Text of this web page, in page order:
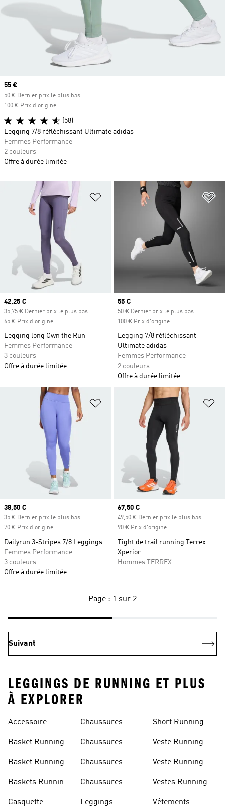
Ajouter à la Liste de produits
Prix actuel
42,25 €
35,75 € Dernier prix le plus bas
65 € Prix d'origine
Legging long Own the Run
Femmes Performance
3 couleurs
Offre à durée limitée
Prix actuel
55 €
50 € Dernier prix le plus bas
100 € Prix d'origine
Legging 7/8 réfléchissant
Ultimate adidas
Femmes Performance
2 couleurs
Offre à durée limitée
Ajouter à la Liste de produits
Prix actuel
38,50 €
35 € Dernier prix le plus bas
70 € Prix d'origine
Dailyrun 3-Stripes 7/8 Leggings
Femmes Performance
3 couleurs
Offre à durée limitée
Prix actuel
67,50 €
49,50 € Dernier prix le plus bas
90 € Prix d'origine
Tight de trail running Terrex
Xperior
Hommes TERREX
Prix actuel
55 €
50 € Dernier prix le plus bas
100 € Prix d'origine
(58)
Legging 7/8 réfléchissant Ultimate adidas
Femmes Performance
2 couleurs
Offre à durée limitée
Page : 1 sur 2
Suivant
LEGGINGS DE RUNNING ET PLUS
À EXPLORER
Accessoire
Basket Running
Basket Running
Baskets Running
Casquette
Chaussures
Chaussures
Chaussures
Chaussures
Leggings
Short Running
Veste Running
Veste Running
Vestes Running
Vêtements